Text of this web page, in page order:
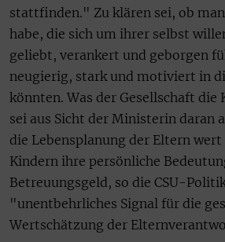
stattfinden." Zu klären sei, ob
habe, die sich um ihrer selbst
geliebt, verankert und geborgen
neugierig, stark und motiviert in
könnten. Was der Gesellschaft die
sei aus Sicht der Ministerin daran
die Lebensplanung der Eltern
Kindern ihre persönliche
Betreuungsgeld, so die CSU-
"unentbehrliches Signal für die
Wertschätzung der